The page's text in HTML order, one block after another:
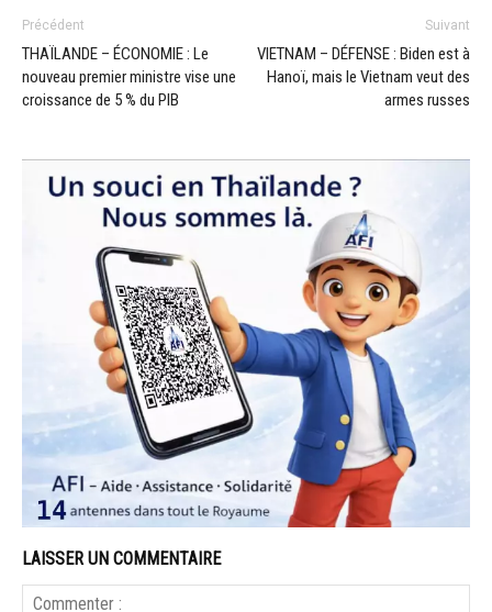
Précédent
THAÏLANDE – ÉCONOMIE : Le
nouveau premier ministre vise une
croissance de 5 % du PIB
Suivant
VIETNAM – DÉFENSE : Biden est à
Hanoï, mais le Vietnam veut des
armes russes
LAISSER UN COMMENTAIRE